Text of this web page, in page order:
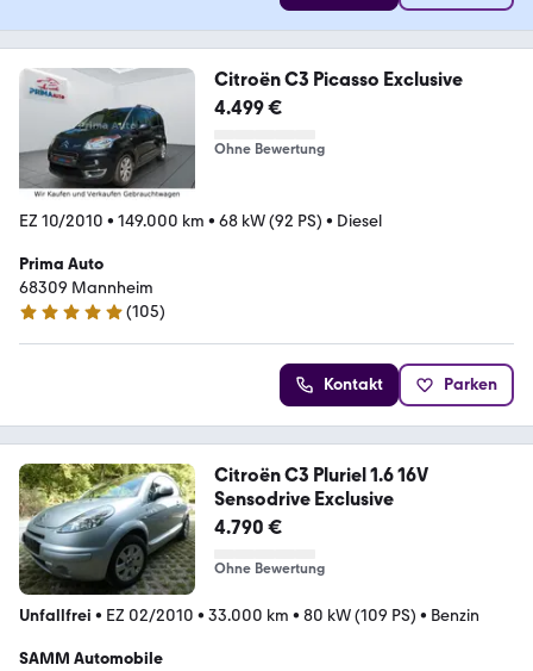
Citroën C3 Picasso Exclusive
4.499 €
Ohne Bewertung
EZ 10/2010 • 149.000 km • 68 kW (92 PS) • Diesel
Prima Auto
68309 Mannheim
4.8 Sterne
(105)
Kontakt Parken
Citroën C3 Pluriel 1.6 16V
Sensodrive Exclusive
4.790 €
Ohne Bewertung
Unfallfrei • EZ 02/2010 • 33.000 km • 80 kW (109 PS) • Benzin
SAMM Automobile